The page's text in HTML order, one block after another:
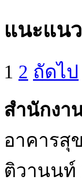
แนะแนว
1 2 ถัดไป
สำนักงา
อาคารสุ
ติวานนท์